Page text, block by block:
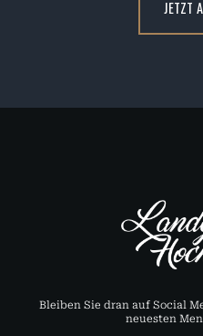
JETZT
Bleiben Sie dran auf Social
neuesten